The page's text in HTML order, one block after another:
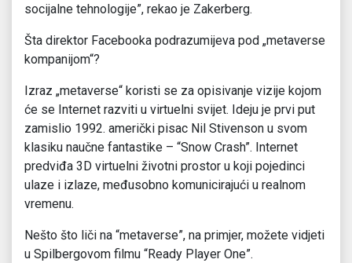
socijalne tehnologije”, rekao je Zakerberg.
Šta direktor Facebooka podrazumijeva pod „metaverse
kompanijom“?
Izraz „metaverse“ koristi se za opisivanje vizije kojom
će se Internet razviti u virtuelni svijet. Ideju je prvi put
zamislio 1992. američki pisac Nil Stivenson u svom
klasiku naučne fantastike – “Snow Crash”. Internet
predviđa 3D virtuelni životni prostor u koji pojedinci
ulaze i izlaze, međusobno komunicirajući u realnom
vremenu.
Nešto što liči na “metaverse”, na primjer, možete vidjeti
u Spilbergovom filmu “Ready Player One”.